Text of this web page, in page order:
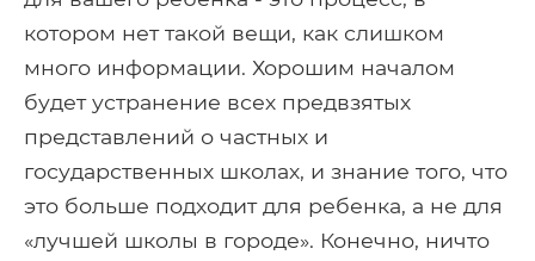
котором нет такой вещи, как слишком
много информации. Хорошим началом
будет устранение всех предвзятых
представлений о частных и
государственных школах, и знание того, что
это больше подходит для ребенка, а не для
«лучшей школы в городе». Конечно, ничто